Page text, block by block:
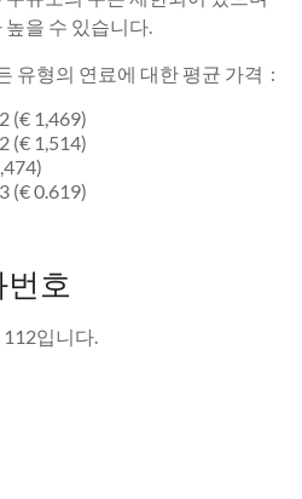
을 수 있습니다.
유형의 연료에 대한 평균 가격 :
(€ 1,469)
(€ 1,514)
(€ 0.619)
호
입니다.